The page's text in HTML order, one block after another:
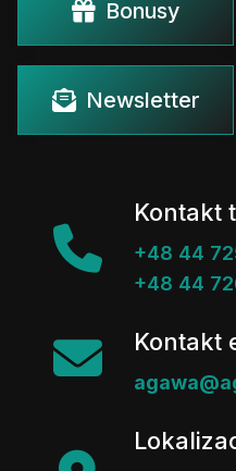
Bonusy
Newsletter
Kontakt
+48 44
+48 44
Kontakt